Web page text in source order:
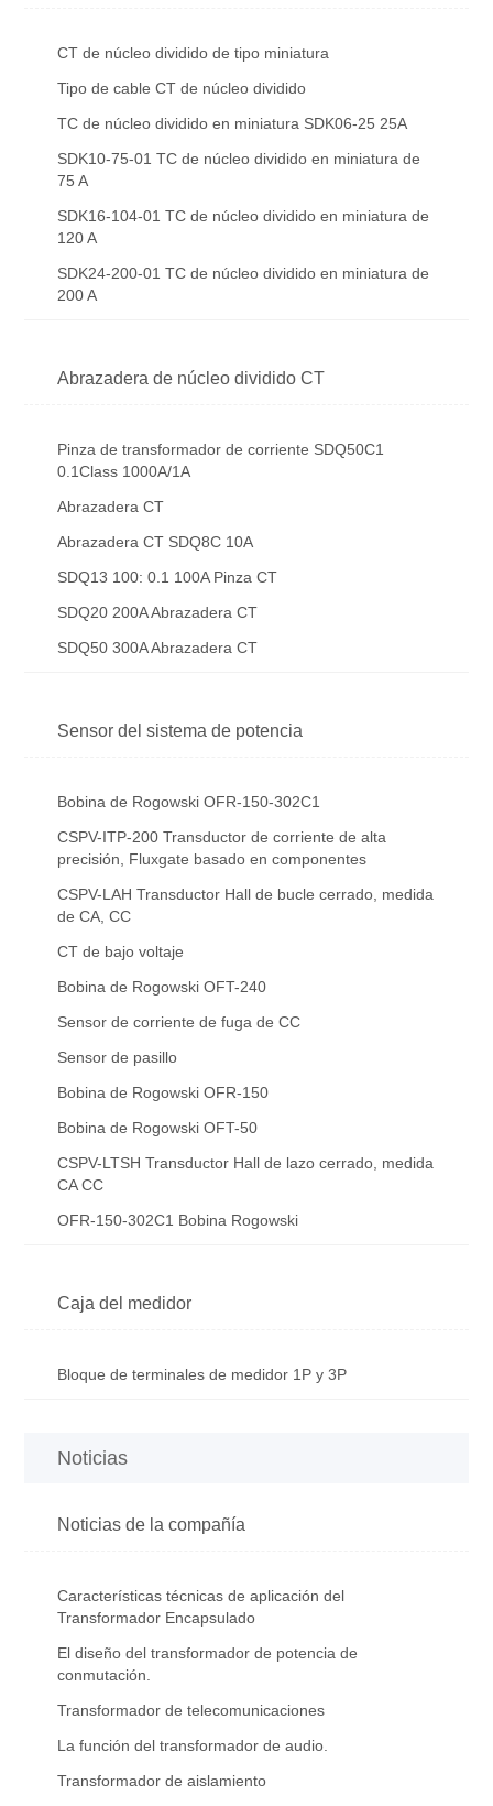
CT de núcleo dividido de tipo miniatura
Tipo de cable CT de núcleo dividido
TC de núcleo dividido en miniatura SDK06-25 25A
SDK10-75-01 TC de núcleo dividido en miniatura de
75 A
SDK16-104-01 TC de núcleo dividido en miniatura de
120 A
SDK24-200-01 TC de núcleo dividido en miniatura de
200 A
Abrazadera de núcleo dividido CT
Pinza de transformador de corriente SDQ50C1
0.1Class 1000A/1A
Abrazadera CT
Abrazadera CT SDQ8C 10A
SDQ13 100: 0.1 100A Pinza CT
SDQ20 200A Abrazadera CT
SDQ50 300A Abrazadera CT
Sensor del sistema de potencia
Bobina de Rogowski OFR-150-302C1
CSPV-ITP-200 Transductor de corriente de alta
precisión, Fluxgate basado en componentes
CSPV-LAH Transductor Hall de bucle cerrado, medida
de CA, CC
CT de bajo voltaje
Bobina de Rogowski OFT-240
Sensor de corriente de fuga de CC
Sensor de pasillo
Bobina de Rogowski OFR-150
Bobina de Rogowski OFT-50
CSPV-LTSH Transductor Hall de lazo cerrado, medida
CA CC
OFR-150-302C1 Bobina Rogowski
Caja del medidor
Bloque de terminales de medidor 1P y 3P
Noticias
Noticias de la compañía
Características técnicas de aplicación del
Transformador Encapsulado
El diseño del transformador de potencia de
conmutación.
Transformador de telecomunicaciones
La función del transformador de audio.
Transformador de aislamiento